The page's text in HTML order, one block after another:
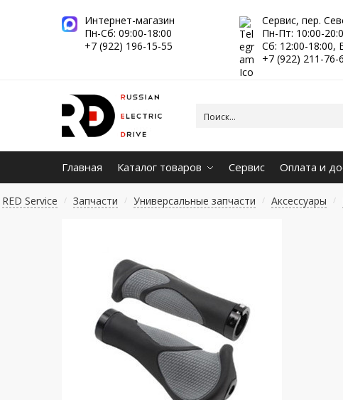
Интернет-магазин
Пн-Сб: 09:00-18:00
+7 (922) 196-15-55
Сервис, пер.
Пн-Пт: 10:00-
Сб: 12:00-18:00,
+7 (922) 211-76-
Главная Каталог товаров Сервис Оплата и
RED Service / Запчасти / Универсальные запчасти / Аксессуары /